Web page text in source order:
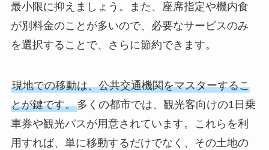
最小限に抑えましょう。また、座席指定や機内食
が別料金のことが多いので、必要なサービスのみ
を選択することで、さらに節約できます。
現地での移動は、公共交通機関をマスターするこ
とが鍵です。多くの都市では、観光客向けの1日乗
車券や観光パスが用意されています。これらを利
用すれば、単に移動するだけでなく、その土地の